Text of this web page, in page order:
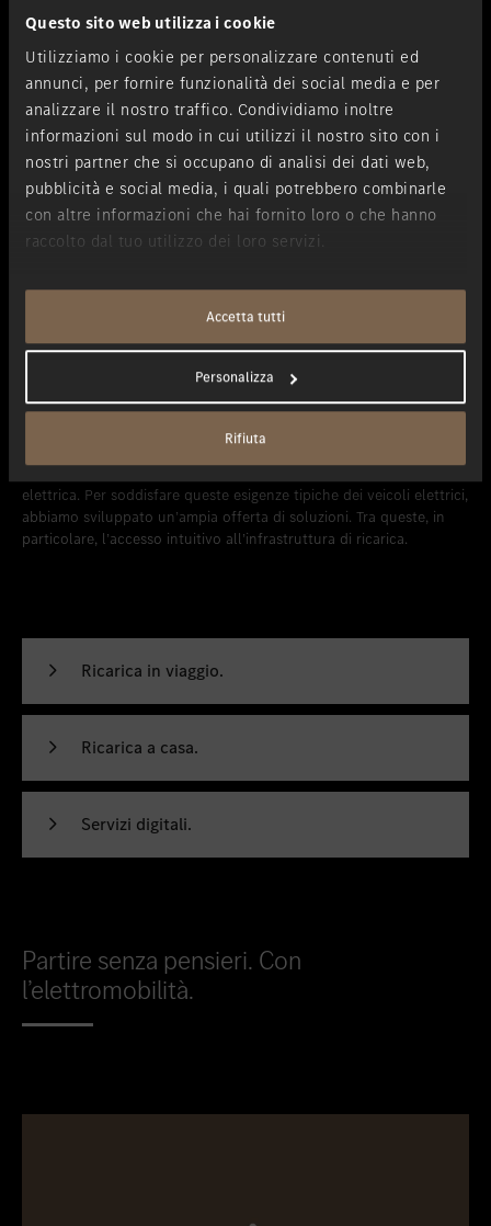
Questo sito web utilizza i cookie
Utilizziamo i cookie per personalizzare contenuti ed
annunci, per fornire funzionalità dei social media e per
analizzare il nostro traffico. Condividiamo inoltre
informazioni sul modo in cui utilizzi il nostro sito con i
nostri partner che si occupano di analisi dei dati web,
pubblicità e social media, i quali potrebbero combinarle
con altre informazioni che hai fornito loro o che hanno
raccolto dal tuo utilizzo dei loro servizi.
Accetta tutti
Personalizza
Rifiuta
Opzioni di ricarica
Perché i modelli elettrici di Mercedes-Benz siano comodi e
piacevoli per la vita quotidiana, devono risultare semplici e
elettrica. Per soddisfare queste esigenze tipiche dei veicoli elettrici,
abbiamo sviluppato un’ampia offerta di soluzioni. Tra queste, in
particolare, l’accesso intuitivo all’infrastruttura di ricarica.
Ricarica in viaggio.
Ricarica a casa.
Servizi digitali.
Partire senza pensieri. Con
l’elettromobilità.